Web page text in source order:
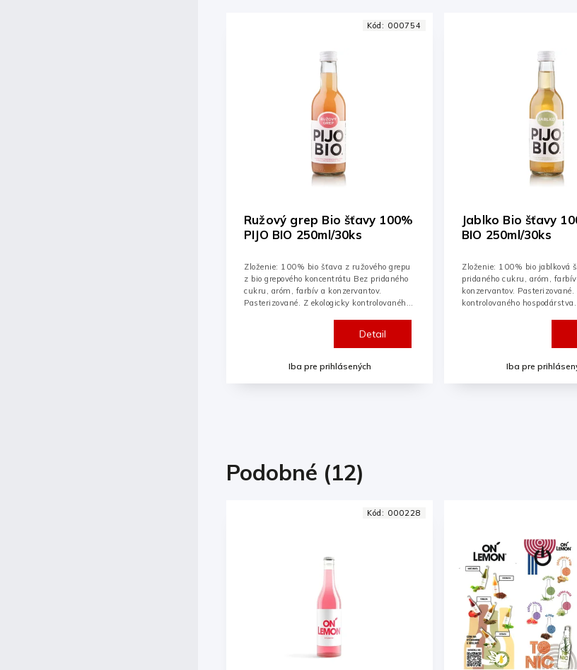
Jablko Bio šťavy 100% PIJO
BIO 250ml/30ks
Iba pre prihlásených
Detail
Zloženie: 100% bio jablková šťava Bez
pridaného cukru, aróm, farbív a
konzervantov. Pasterizované. Z ekologicky
kontrolovaného hospodárstva.
Kód: 000749
Ríbezľa - Jablko Bio
šťavy 100% PIJO BIO
Iba pre
Zloženie: 75% bio jablková
ríbezľová šťava Bez
farbív a konzervantov.
ekologicky kontrolovaného
Podobné (12)
Kód: 002097